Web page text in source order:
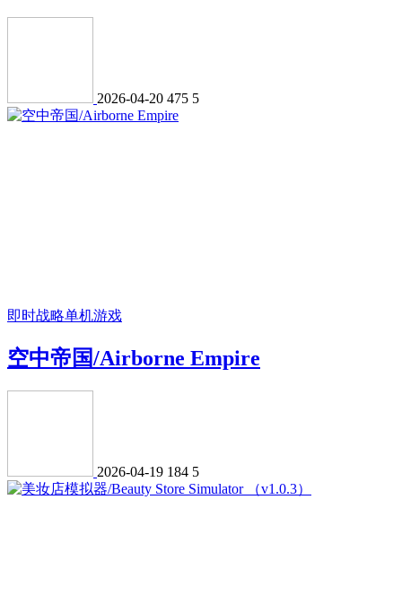
2026-04-20 475 5
即时战略单机游戏
空中帝国/Airborne Empire
2026-04-19 184 5